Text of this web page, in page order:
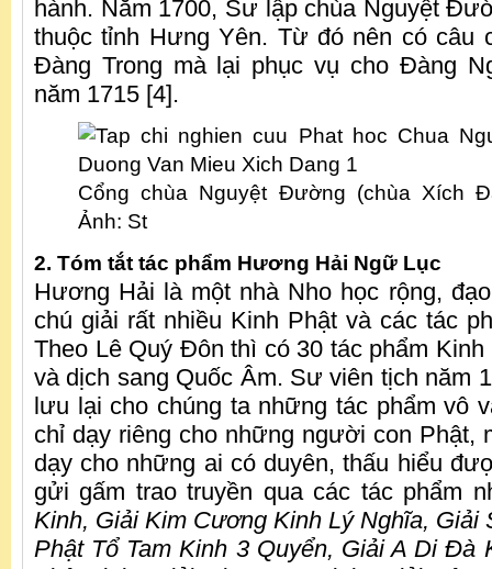
hành. Năm 1700, Sư lập chùa Nguyệt
thuộc tỉnh Hưng Yên. Từ đó nên có câu
Đàng Trong mà lại phục vụ cho Đàng
năm 1715 [4].
Cổng chùa Nguyệt Đường (chùa Xích
Ảnh: St
2. Tóm tắt tác phẩm Hương Hải Ngữ Lục
Hương Hải là một nhà Nho học rộng,
chú giải rất nhiều Kinh Phật và các tác
Theo Lê Quý Đôn thì có 30 tác phẩm
và dịch sang Quốc Âm. Sư viên tịch năm
lưu lại cho chúng ta những tác phẩm vô
chỉ dạy riêng cho những người con Phật,
dạy cho những ai có duyên, thấu hiểu
gửi gấm trao truyền qua các tác phẩm
Kinh, Giải Kim Cương Kinh Lý Nghĩa, Giải
Phật Tổ Tam Kinh 3 Quyển, Giải A Di Đà